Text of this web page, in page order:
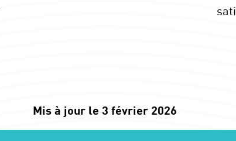
Mis à jour le 3 février 2026